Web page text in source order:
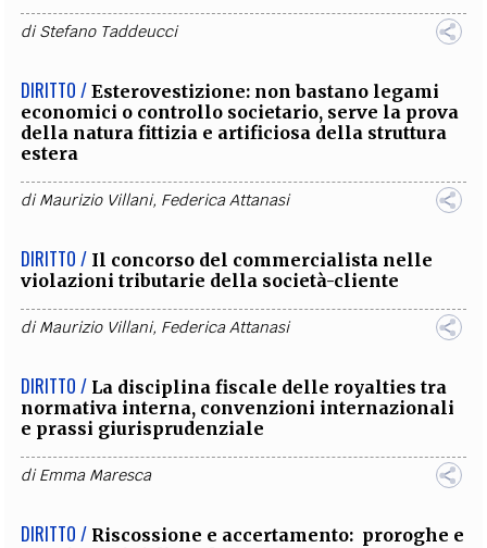
diStefano Taddeucci
DIRITTO / Esterovestizione: non bastano legami
economici o controllo societario, serve la prova
della natura fittizia e artificiosa della struttura
estera
diMaurizio Villani, Federica Attanasi
DIRITTO / Il concorso del commercialista nelle
violazioni tributarie della società-cliente
diMaurizio Villani, Federica Attanasi
DIRITTO / La disciplina fiscale delle royalties tra
normativa interna, convenzioni internazionali
e prassi giurisprudenziale
diEmma Maresca
DIRITTO / Riscossione e accertamento: proroghe e